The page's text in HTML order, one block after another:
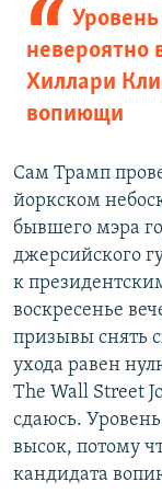
невероятно
Хиллари
вопиющи
Сам Трамп
йоркском
бывшего мэра
джерсийского
к
воскресенье
призывы снять
ухода равен
The Wall Street
сдаюсь.
высок, потому
кандидата